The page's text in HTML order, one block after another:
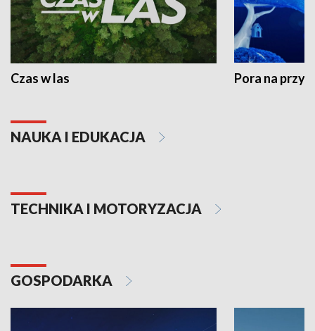
Czas w las Pora na
NAUKA I EDUKACJA
TECHNIKA I MOTORYZACJA
GOSPODARKA